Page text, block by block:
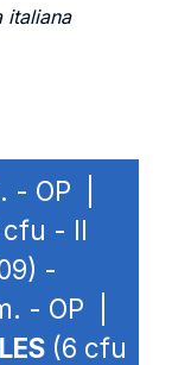
italiana
- OP |
cfu - II
-
- OP |
(6 cfu